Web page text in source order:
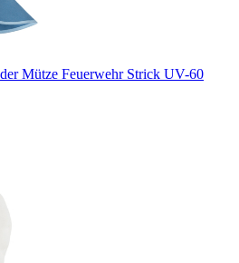
Mütze Feuerwehr Strick UV-60